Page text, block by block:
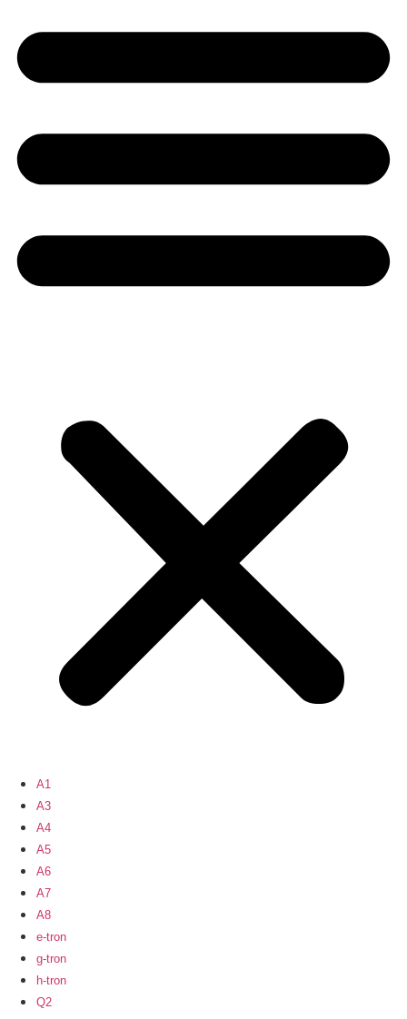
A1
A3
A4
A5
A6
A7
A8
e-tron
g-tron
h-tron
Q2